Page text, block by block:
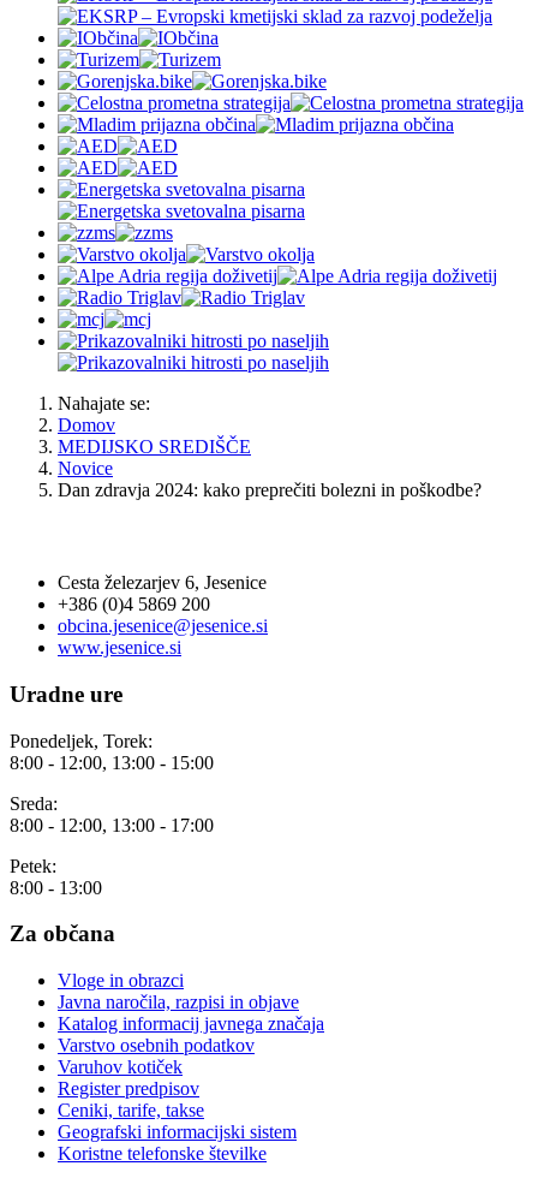
Nahajate se:
Domov
MEDIJSKO SREDIŠČE
Novice
Dan zdravja 2024: kako preprečiti bolezni in poškodbe?
Cesta železarjev 6, Jesenice
+386 (0)4 5869 200
obcina.jesenice@jesenice.si
www.jesenice.si
Uradne ure
Ponedeljek, Torek:
8:00 - 12:00, 13:00 - 15:00
Sreda:
8:00 - 12:00, 13:00 - 17:00
Petek:
8:00 - 13:00
Za občana
Vloge in obrazci
Javna naročila, razpisi in objave
Katalog informacij javnega značaja
Varstvo osebnih podatkov
Varuhov kotiček
Register predpisov
Ceniki, tarife, takse
Geografski informacijski sistem
Koristne telefonske številke